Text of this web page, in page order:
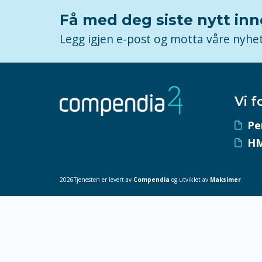
Få med deg siste nytt
Legg igjen e-post og motta våre
Vi
2026Tjenesten er levert av Compendia og utviklet av Maksimer